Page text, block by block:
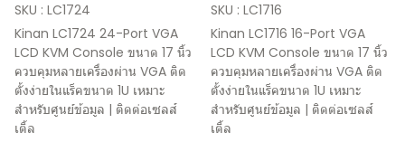
SKU : LC1724
Kinan LC1724 24-Port VGA
LCD KVM Console ขนาด 17 นิ้ว
ควบคุมหลายเครื่องผ่าน VGA ติด
ตั้งง่ายในแร็คขนาด 1U เหมาะ
สำหรับศูนย์ข้อมูล | ติดต่อเซลส์
เติ้ล
SKU : LC1716
Kinan LC1716 16-Port VGA
LCD KVM Console ขนาด 17 นิ้ว
ควบคุมหลายเครื่องผ่าน VGA ติด
ตั้งง่ายในแร็คขนาด 1U เหมาะ
สำหรับศูนย์ข้อมูล | ติดต่อเซลส์
เติ้ล